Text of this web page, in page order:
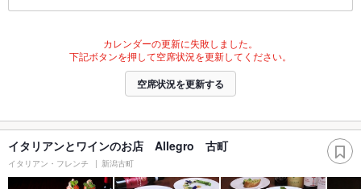
カレンダーの更新に失敗しました。
下記ボタンを押して空席状況を更新してください。
空席状況を更新する
イタリアンとワインのお店 Allegro 古町
イタリアン・フレンチ 新潟古町